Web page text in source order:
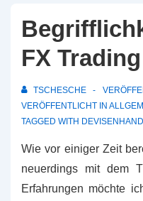
FX Trading
TSCHESCHE
VERÖFFENTLICHT IN
TAGGED WITH
Wie vor einiger Zeit
neuerdings mit dem
Erfahrungen möchte